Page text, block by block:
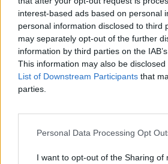
interest-based ads based on personal
personal information disclosed to third
may separately opt-out of the further
information by third parties on the
This information may also be
List of Downstream Participants that
parties.
Personal Data Processing Opt
I want to opt-out of the Sharing of
12:02Pożar w Wodzisławiu Śląskim.
szpitalu
11:21Samochody w Europie się starzeją.
kary za ich niewymienianie
11:09„Zdrowe brzuszki naszych dzieci”.
08:43 Trzy miliony Polaków wpadnie w
Polska 2050 wzywa do reform
07:49Zamieszki w Minneapolis.
latka
szacunek dla poświęcenia Polski”